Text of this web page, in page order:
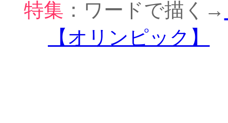
特集 ：ワードで描く→
【オリンピック】